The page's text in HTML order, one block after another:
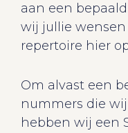
aan een
wij jullie
repertoire hier
Om alvast een
nummers die
hebben wij een